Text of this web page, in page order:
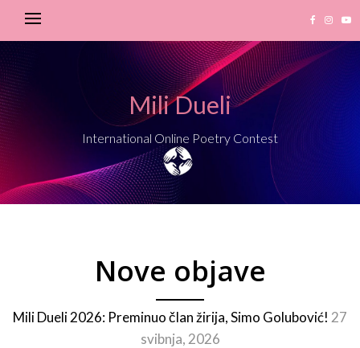
Mili Dueli
International Online Poetry Contest
Nove objave
Mili Dueli 2026: Preminuo član žirija, Simo Golubović! 27
svibnja, 2026